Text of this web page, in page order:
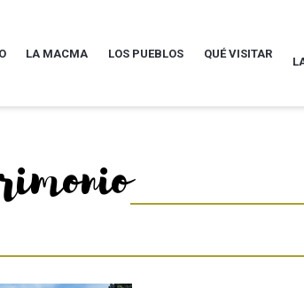
LA MACMA LOS PUEBLOS QUÉ VISITAR